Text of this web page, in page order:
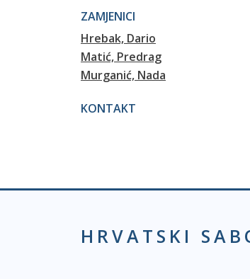
ZAMJENICI
Hrebak, Dario
Matić, Predrag
Murganić, Nada
KONTAKT
HRVATSKI